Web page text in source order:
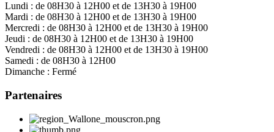
Lundi : de 08H30 à 12H00 et de 13H30 à 19H00
Mardi : de 08H30 à 12H00 et de 13H30 à 19H00
Mercredi : de 08H30 à 12H00 et de 13H30 à 19H00
Jeudi : de 08H30 à 12H00 et de 13H30 à 19H00
Vendredi : de 08H30 à 12H00 et de 13H30 à 19H00
Samedi : de 08H30 à 12H00
Dimanche : Fermé
Partenaires